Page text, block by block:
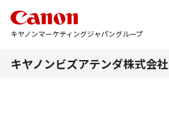
キヤノンマーケティングジャパングループ
キヤノンビズアテンダ株式会社